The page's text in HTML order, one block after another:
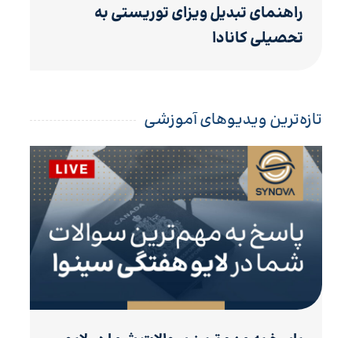
راهنمای تبدیل ویزای توریستی به
تحصیلی کانادا
تازه‌ترین ویدیوهای آموزشی